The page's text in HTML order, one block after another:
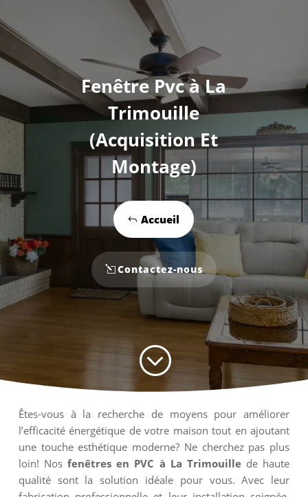
Fenêtre Pvc à La
Trimouille
(Acquisition Et
Montage)
Accueil
Contactez-nous
;
Êtes-vous à la recherche de moyens pour améliorer
l’efficacité énergétique de votre maison tout en ajoutant
une touche esthétique moderne? Ne cherchez pas plus
loin! Nosfenêtres en PVC à La Trimouillede haute
qualité sont la solution idéale pour vous. Avec leur